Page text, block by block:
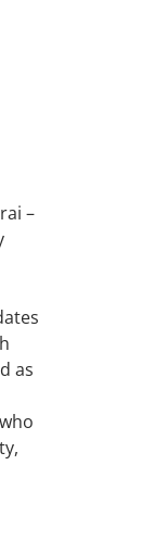
–
as